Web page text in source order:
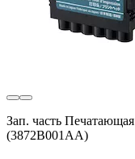
Зап. часть
(3872B001AA)